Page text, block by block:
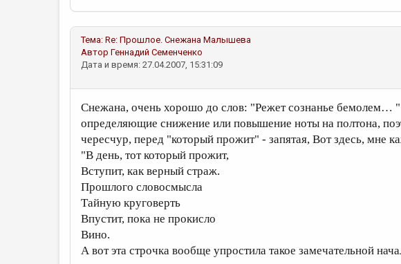
Тема: Re: Прошлое. Снежана Малышева
Автор Геннадий Семенченко
Дата и время: 27.04.2007, 15:31:09
Снежана, очень хорошо до слов: "Режет сознанье бемолем…
определяющие снижение или повышение ноты на полтона,
чересчур, перед "который прожит" - запятая, Вот здесь, мне
"В день, тот который прожит,
Вступит, как верный страж.
Прошлого словосмысла
Тайную круговерть
Впустит, пока не прокисло
Вино.
А вот эта строчка вообще упростила такое замечательной